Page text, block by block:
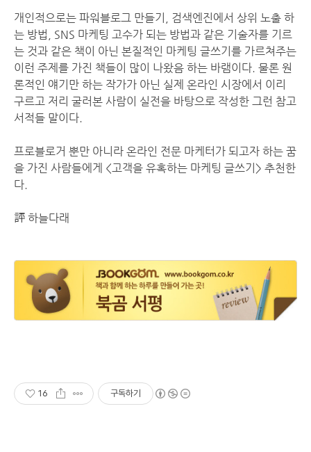
개인적으로는 파워블로그 만들기, 검색엔진에서 상위 노출 하
는 방법, SNS 마케팅 고수가 되는 방법과 같은 기술자를 기르
는 것과 같은 책이 아닌 본질적인 마케팅 글쓰기를 가르쳐주는
이런 주제를 가진 책들이 많이 나왔음 하는 바램이다. 물론 원
론적인 얘기만 하는 작가가 아닌 실제 온라인 시장에서 이리
구르고 저리 굴러본 사람이 실전을 바탕으로 작성한 그런 참고
서적들 말이다.
프로블로거 뿐만 아니라 온라인 전문 마케터가 되고자 하는 꿈
을 가진 사람들에게 <고객을 유혹하는 마케팅 글쓰기> 추천한
다.
評 하늘다래
16 구독하기